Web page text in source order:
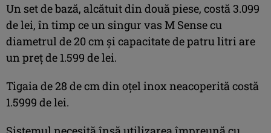
Un set de bază, alcătuit din două piese, costă 3.099
de lei, în timp ce un singur vas M Sense cu
diametrul de 20 cm și capacitate de patru litri are
un preț de 1.599 de lei.
Tigaia de 28 de cm din oțel inox neacoperită costă
1.5999 de lei.